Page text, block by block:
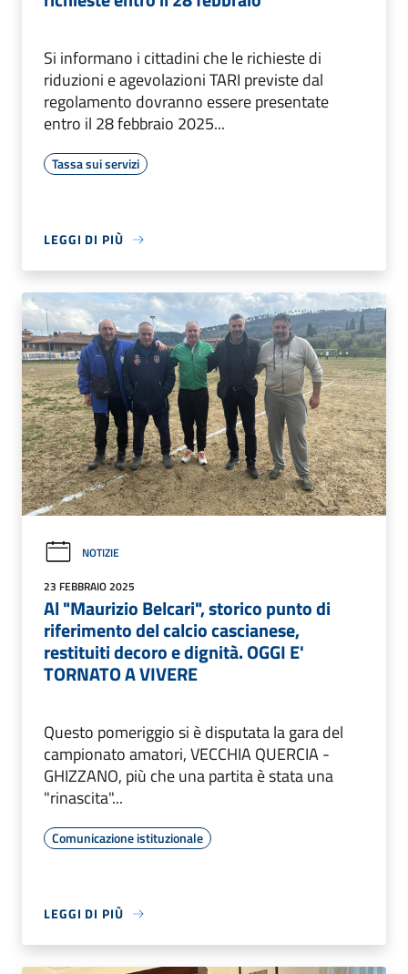
Si informano i cittadini che le richieste di
riduzioni e agevolazioni TARI previste dal
regolamento dovranno essere presentate
entro il 28 febbraio 2025...
Tassa sui servizi
LEGGI DI PIÙ
NOTIZIE
23 FEBBRAIO 2025
Al "Maurizio Belcari", storico punto di
riferimento del calcio cascianese,
restituiti decoro e dignità. OGGI E'
TORNATO A VIVERE
Questo pomeriggio si è disputata la gara del
campionato amatori, VECCHIA QUERCIA -
GHIZZANO, più che una partita è stata una
"rinascita"...
Comunicazione istituzionale
LEGGI DI PIÙ